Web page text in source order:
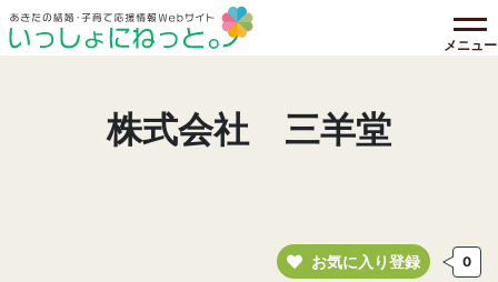
メニュー
株式会社 三羊堂
お気に入り登録 0